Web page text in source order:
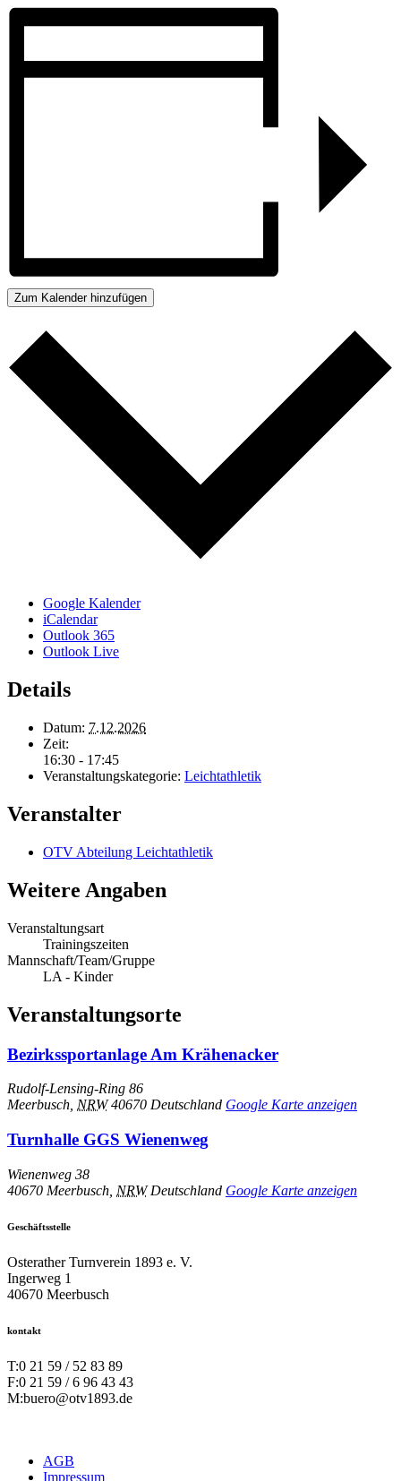
Zum Kalender hinzufügen
Google Kalender
iCalendar
Outlook 365
Outlook Live
Details
Datum: 7.12.2026
Zeit:
16:30 - 17:45
Veranstaltungskategorie: Leichtathletik
Veranstalter
OTV Abteilung Leichtathletik
Weitere Angaben
Veranstaltungsart
Trainingszeiten
Mannschaft/Team/Gruppe
LA - Kinder
Veranstaltungsorte
Bezirkssportanlage Am Krähenacker
Rudolf-Lensing-Ring 86
Meerbusch NRW 40670 Deutschland Google Karte anzeigen
Turnhalle GGS Wienenweg
Wienenweg 38
40670 Meerbusch NRW Deutschland Google Karte anzeigen
Geschäftsstelle
Osterather Turnverein 1893 e. V.
Ingerweg 1
40670 Meerbusch
kontakt
T:0 21 59 / 52 83 89
F:0 21 59 / 6 96 43 43
M:buero@otv1893.de
AGB
Impressum